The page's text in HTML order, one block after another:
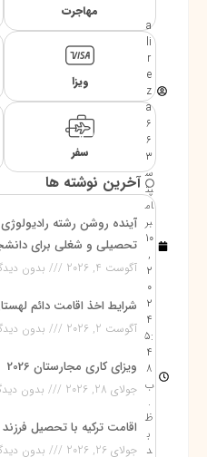
a
li
r
e
z
a
6
6
3
س
پت
ام
بر
10
,
2
0
2
4
5:
4
8
ب
.
ظ
ب
د
مهاجرت
ویزا
سفر
آخرین نوشته ها
آینده روشن رشته
تحصیلی و شغلی برای
آگوست 4, 2026 بدون
شرایط اخذ اقامت دائم
آگوست 2, 2026 بدون
ویزای کاری مجارستان 2026
جولای 28, 2026 بدون
اقامت ترکیه با تحصیل فرزند
جولای 26, 2026 بدون